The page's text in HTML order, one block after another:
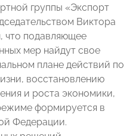
группы «Экспорт
Виктора
что подавляющее
мер найдут свое
плане действий по
восстановлению
и роста экономики,
формируется в
Федерации.